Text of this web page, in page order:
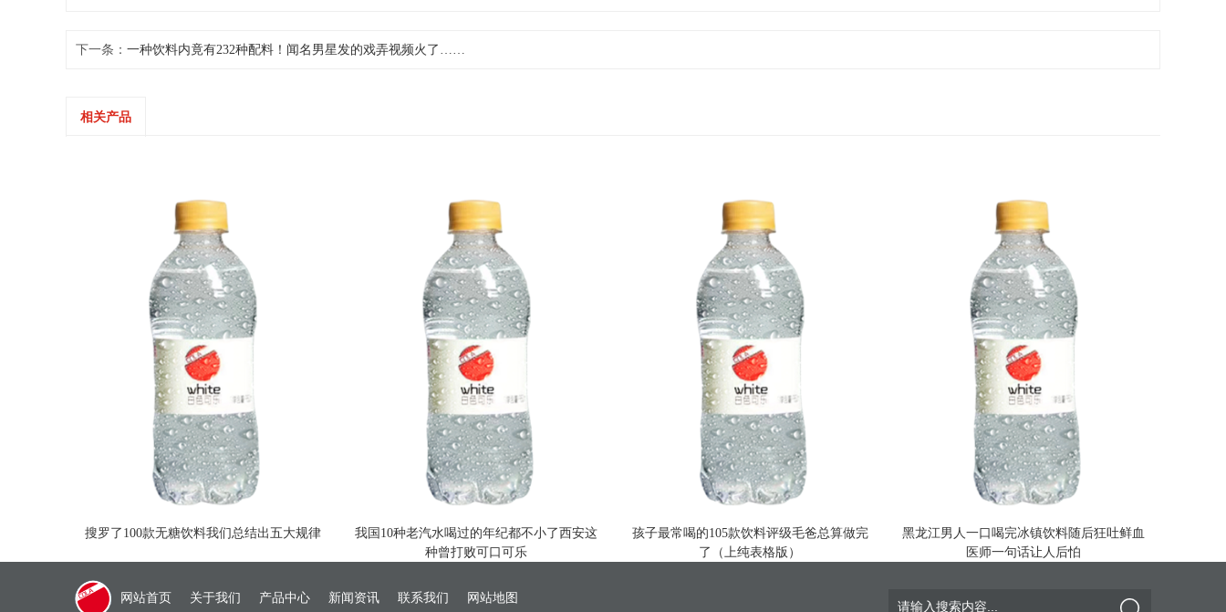
下一条： 一种饮料内竟有232种配料！闻名男星发的戏弄视频火了……
相关产品
搜罗了100款无糖饮料我们总结出五大规律
我国10种老汽水喝过的年纪都不小了西安这
种曾打败可口可乐
孩子最常喝的105款饮料评级毛爸总算做完
了（上纯表格版）
黑龙江男人一口喝完冰镇饮料随后狂吐鲜血
医师一句话让人后怕
网站首页 关于我们 产品中心 新闻资讯 联系我们 网站地图